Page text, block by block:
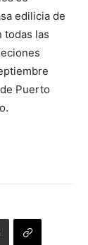
edilicia de
todas las
Puerto